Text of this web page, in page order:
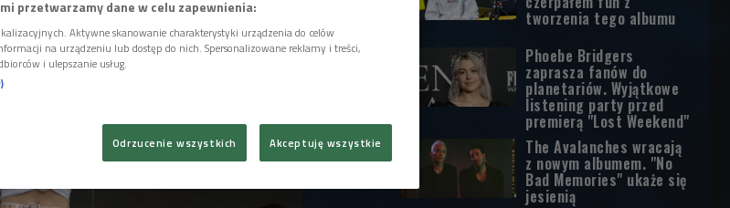
tworzenia tego albumu
Phoebe Bridgers
zaprasza fanów do
planetariów. Wyjątkowe
listening party przed
premierą "Lost Weekend"
The Avalanches wracają
z nowym albumem. "No
Bad Memories" ukaże się
jesienią
przetwarzamy dane w celu zapewnienia:
Aktywne skanowanie charakterystyki urządzenia do celów
na urządzeniu lub dostęp do nich. Spersonalizowane reklamy i treści,
i ulepszanie usług.
Odrzucenie wszystkich Akceptuję wszystkie